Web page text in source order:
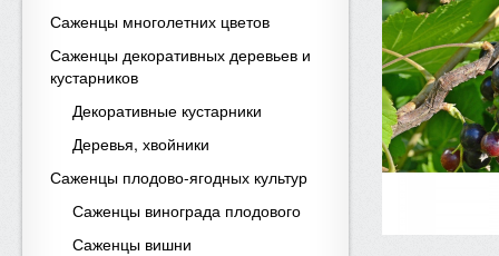
Саженцы многолетних цветов
Саженцы декоративных деревьев и
кустарников
Декоративные кустарники
Деревья, хвойники
Саженцы плодово-ягодных культур
Саженцы винограда плодового
Саженцы вишни